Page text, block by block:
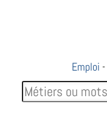
Emploi -